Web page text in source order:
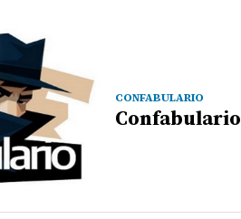
CONFABULARIO
Confabulario